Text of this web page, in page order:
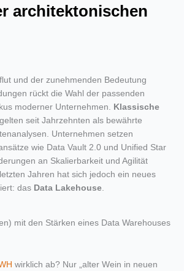
architektonischen
und der zunehmenden Bedeutung
rückt die Wahl der passenden
moderner Unternehmen. Klassische
gelten seit Jahrzehnten als bewährte
Unternehmen setzen
wie Data Vault 2.0 und Unified Star
an Skalierbarkeit und Agilität
Jahren hat sich jedoch ein neues
das Data Lakehouse.
mit den Stärken eines Data Warehouses
wirklich ab? Nur „alter Wein in neuen